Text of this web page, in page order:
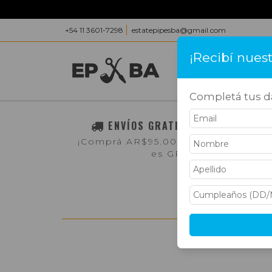
+54 11 3601-7298 estatepipesba@gmail.com
ENVÍOS GRATIS A TODO EL PAÍS
¡Comprá AR$95.000,- o más y el
es GRATIS!
¡Recibí
Completá tus